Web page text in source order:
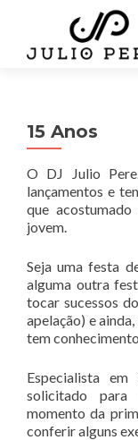
15 Anos
O DJ Julio
lançamentos e
que
jovem.
Seja uma festa
alguma outra
tocar sucessos
apelação) e
tem
Especialista
solicitado
momento da
conferir alguns